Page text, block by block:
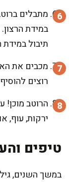
מתבלים
תיבול במידת
מכבים את
רוצים
הרוטב
ירקות, עוף,
טיפים
במשך השנים,